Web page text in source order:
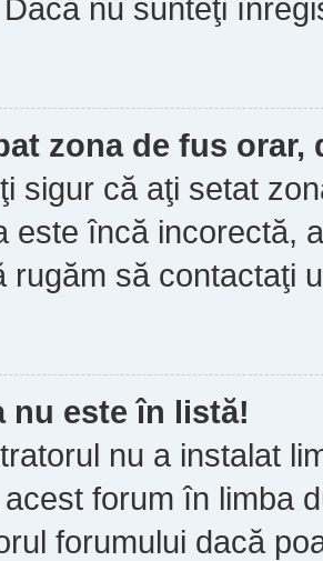
nu sunteţi
zona de fus orar,
sigur că aţi setat
este încă incorectă,
rugăm să contactaţi
nu este în listă!
nu a instalat
forum în limba
forumului dacă